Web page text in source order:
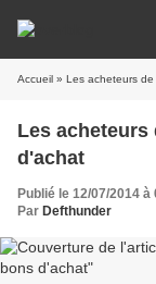
Accueil » Les acheteurs
Les acheteurs
d'achat
Publié le 12/07/2014 à
Par Defthunder